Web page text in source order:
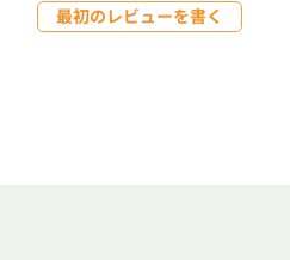
最初のレビューを書く